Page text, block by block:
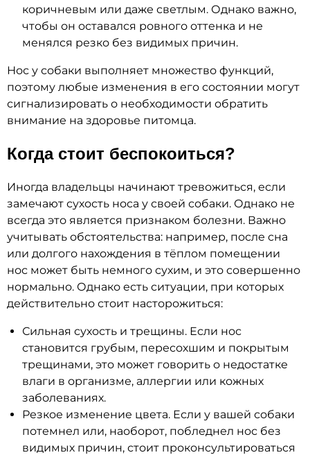
коричневым или даже светлым. Однако важно,
чтобы он оставался ровного оттенка и не
менялся резко без видимых причин.
Нос у собаки выполняет множество функций,
поэтому любые изменения в его состоянии могут
сигнализировать о необходимости обратить
внимание на здоровье питомца.
Когда стоит беспокоиться?
Иногда владельцы начинают тревожиться, если
замечают сухость носа у своей собаки. Однако не
всегда это является признаком болезни. Важно
учитывать обстоятельства: например, после сна
или долгого нахождения в тёплом помещении
нос может быть немного сухим, и это совершенно
нормально. Однако есть ситуации, при которых
действительно стоит насторожиться:
Сильная сухость и трещины. Если нос
становится грубым, пересохшим и покрытым
трещинами, это может говорить о недостатке
влаги в организме, аллергии или кожных
заболеваниях.
Резкое изменение цвета. Если у вашей собаки
потемнел или, наоборот, побледнел нос без
видимых причин, стоит проконсультироваться